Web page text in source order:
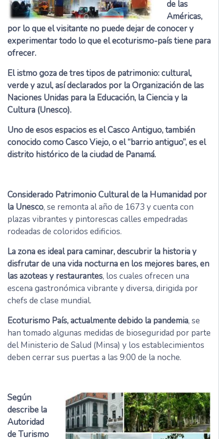
de las
Américas,
por lo que el visitante no puede dejar de conocer y
experimentar todo lo que el ecoturismo-país tiene para
ofrecer.
El istmo goza de tres tipos de patrimonio: cultural,
verde y azul, así declarados por la Organización de las
Naciones Unidas para la Educación, la Ciencia y la
Cultura (Unesco).
Uno de esos espacios es el Casco Antiguo, también
conocido como Casco Viejo, o el “barrio antiguo”, es el
distrito histórico de la ciudad de Panamá.
Considerado Patrimonio Cultural de la Humanidad por
la Unesco, se remonta al año de 1673 y cuenta con
plazas vibrantes y pintorescas calles empedradas
rodeadas de coloridos edificios.
La zona es ideal para caminar, descubrir la historia y
disfrutar de una vida nocturna en los mejores bares, en
las azoteas y restaurantes, los cuales ofrecen una
escena gastronómica vibrante y diversa, dirigida por
chefs de clase mundial.
Ecoturismo País, actualmente debido la pandemia, se
han tomado algunas medidas de bioseguridad por parte
del Ministerio de Salud (Minsa) y los establecimientos
deben cerrar sus puertas a las 9:00 de la noche.
Según
describe la
Autoridad
de Turismo